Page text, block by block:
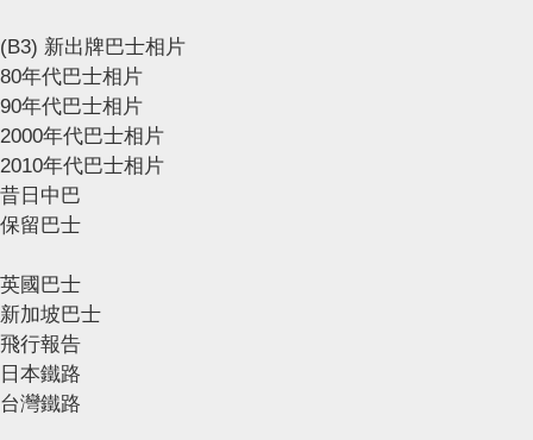
(B3) 新出牌巴士相片
80年代巴士相片
90年代巴士相片
2000年代巴士相片
2010年代巴士相片
昔日中巴
保留巴士
英國巴士
新加坡巴士
飛行報告
日本鐵路
台灣鐵路